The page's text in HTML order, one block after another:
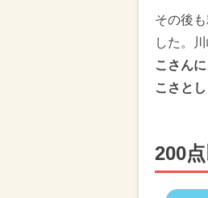
その後
した。
こさん
こさと
200